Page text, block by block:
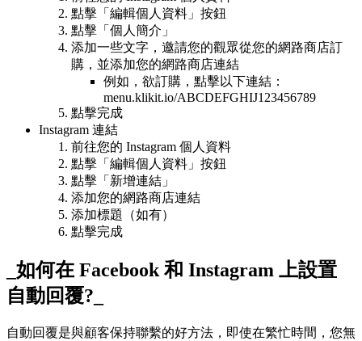
點擊「編輯個人資料」按鈕
點擊「個人簡介」
添加一些文字，邀請您的觀眾從您的網路商店訂
購，並添加您的網路商店連結
例如，欲訂購，點擊以下連結：
menu.klikit.io/ABCDEFGHIJ123456789
點擊完成
Instagram 連結
前往您的 Instagram 個人資料
點擊「編輯個人資料」按鈕
點擊「新增連結」
添加您的網路商店連結
添加標題（如有）
點擊完成
_如何在 Facebook 和 Instagram 上設置
自動回覆?_
自動回覆是與顧客保持聯繫的好方法，即使在繁忙時間，您無